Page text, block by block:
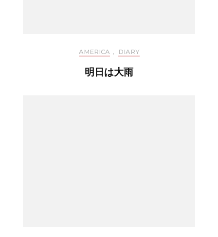
AMERICA , DIARY
明日は大雨